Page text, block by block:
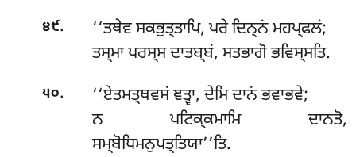
੪੯.
‘‘ਤਥੇਵ ਸਕਭੁਤ੍ਤਾਪਿ, ਪਰੇ ਦਿਨ੍ਨਂ ਮਹਪ੍ਫਲਂ;
ਤਸ੍ਮਾ ਪਰਸ੍ਸ ਦਾਤਬ੍ਬਂ, ਸਤਭਾਗੋ ਭਵਿਸ੍ਸਤਿ.
੫੦.
‘‘ਏਤਮਤ੍ਥਵਸਂ ਞਤ੍ਵਾ, ਦੇਮਿ ਦਾਨਂ ਭਵਾਭਵੇ;
ਨ ਪਟਿਕ੍ਕਮਾਮਿ ਦਾਨਤੋ,
ਸਮ੍ਬੋਧਿਮਨੁਪਤ੍ਤਿਯਾ’’ਤਿ.